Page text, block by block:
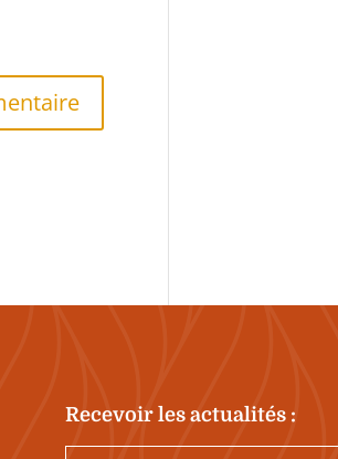
Recevoir les actualités :